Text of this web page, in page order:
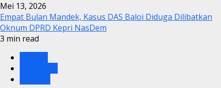
Mei 13, 2026
Empat Bulan Mandek, Kasus DAS Baloi Diduga Dilibatkan
Oknum DPRD Kepri NasDem
3 min read